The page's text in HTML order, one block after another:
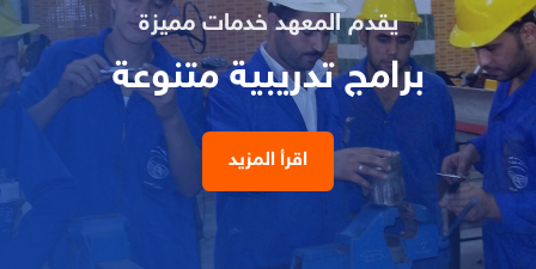
يقدم المعهد خدمات مميزة
برامج تدريبية متنوعة
اقرأ المزيد